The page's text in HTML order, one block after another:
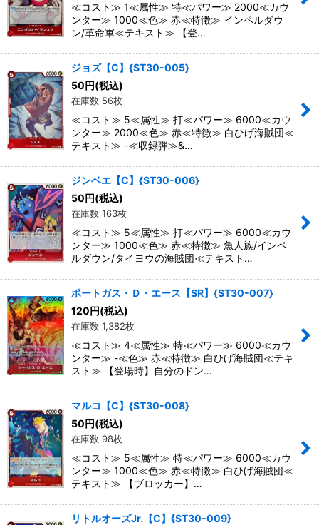
≪コスト≫ 1≪属性≫ 特≪パワー≫ 2000≪カウ
ンター≫ 1000≪色≫ 赤≪特徴≫ インペルダウ
ン/革命軍≪テキスト≫ 【登…
ジョズ【C】{ST30-005}
50円(税込)
在庫数 56枚
≪コスト≫ 5≪属性≫ 打≪パワー≫ 6000≪カウ
ンター≫ 2000≪色≫ 赤≪特徴≫ 白ひげ海賊団≪
テキスト≫ -≪収録弾≫&…
ジンベエ【C】{ST30-006}
50円(税込)
在庫数 163枚
≪コスト≫ 5≪属性≫ 打≪パワー≫ 6000≪カウ
ンター≫ 1000≪色≫ 赤≪特徴≫ 魚人族/インペ
ルダウン/タイヨウの海賊団≪テキスト…
ポートガス・Ｄ・エース【SR】{ST30-007}
120円(税込)
在庫数 1,382枚
≪コスト≫ 4≪属性≫ 特≪パワー≫ 6000≪カウ
ンター≫ -≪色≫ 赤≪特徴≫ 白ひげ海賊団≪テキ
スト≫ 【登場時】自分のドン…
マルコ【C】{ST30-008}
50円(税込)
在庫数 98枚
≪コスト≫ 5≪属性≫ 特≪パワー≫ 6000≪カウ
ンター≫ 1000≪色≫ 赤≪特徴≫ 白ひげ海賊団≪
テキスト≫ 【ブロッカー】…
リトルオーズJr.【C】{ST30-009}